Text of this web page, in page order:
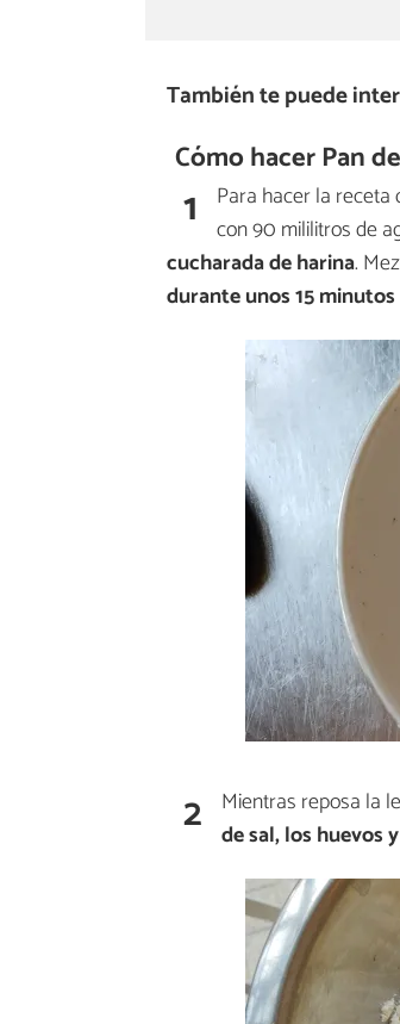
También te puede
Cómo hacer Pan
1
Para hacer la
con 90 mililitros de
cucharada de harina.
durante unos 15 minutos
2 Mientras reposa la
de sal, los huevos